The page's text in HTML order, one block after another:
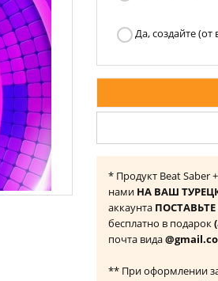
Да, создайте
* Продукт Beat Saber
нами НА ВАШ
аккаунта ПОСТАВЬТЕ
бесплатно в подарок
почта вида
** При оформлении